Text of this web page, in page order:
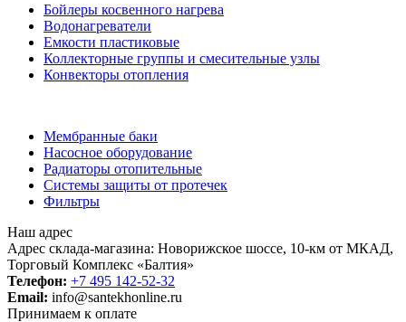
Бойлеры косвенного нагрева
Водонагреватели
Емкости пластиковые
Коллекторные группы и смесительные узлы
Конвекторы отопления
Мембранные баки
Насосное оборудование
Радиаторы отопительные
Системы защиты от протечек
Фильтры
Наш адрес
Адрес склада-магазина: Новорижское шоссе, 10-км от МКАД,
Торговый Комплекс «Балтия»
Телефон: +7 495 142-52-32
Email: info@santekhonline.ru
Принимаем к оплате